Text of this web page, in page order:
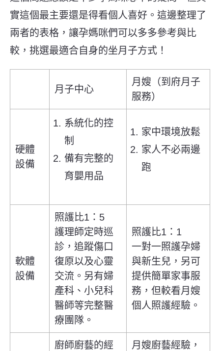
實這個最主要還是得看個人喜好。這邊整理了
兩者的表格，讓孕媽咪們可以多多參考與比
較，挑選最適合自身的坐月子方式！
月子中心
月嫂（到府月子
服務）
硬體
設備
系統化的控
制
備有完整的
育嬰用品
家中環境放鬆
家人不必兩邊
跑
軟體
設備
照護比1：5
護理師定時巡
診，追蹤傷口
復原以及心靈
交流。另有婦
產科、小兒科
醫師等完整醫
療團隊。
照護比1：1
一對一照護孕婦
與新生兒，另可
提供簡單家事服
務，但較看月嫂
個人照護經驗。
廚師廚藝的經
月嫂廚藝經驗，